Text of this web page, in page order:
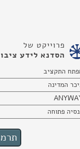
פרוייקט של
הסדנא לידע
התקציב
המדינה
פתוחה